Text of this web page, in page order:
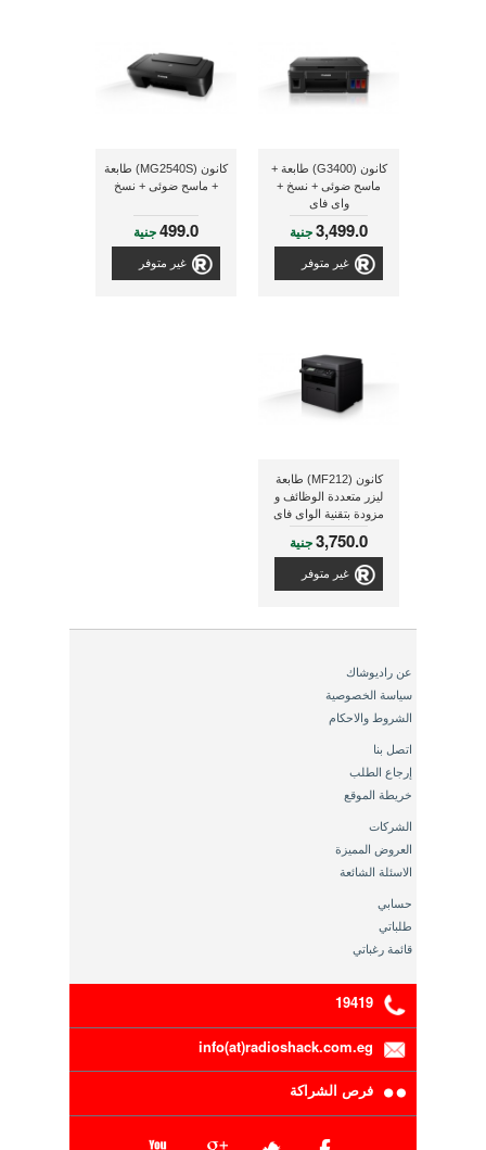
كانون (G3400) طابعة +
ماسح ضوئى + نسخ +
واى فاى
3,499.0جنية
غير متوفر
كانون (MG2540S) طابعة
+ ماسح ضوئى + نسخ
499.0جنية
غير متوفر
كانون (MF212) طابعة
ليزر متعددة الوظائف و
مزودة بتقنية الواى فاى
3,750.0جنية
غير متوفر
عن راديوشاك
سياسة الخصوصية
الشروط والاحكام
اتصل بنا
إرجاع الطلب
خريطة الموقع
الشركات
العروض المميزة
الاسئلة الشائعة
حسابي
طلباتي
قائمة رغباتي
19419
info(at)radioshack.com.eg
فرص الشراكة